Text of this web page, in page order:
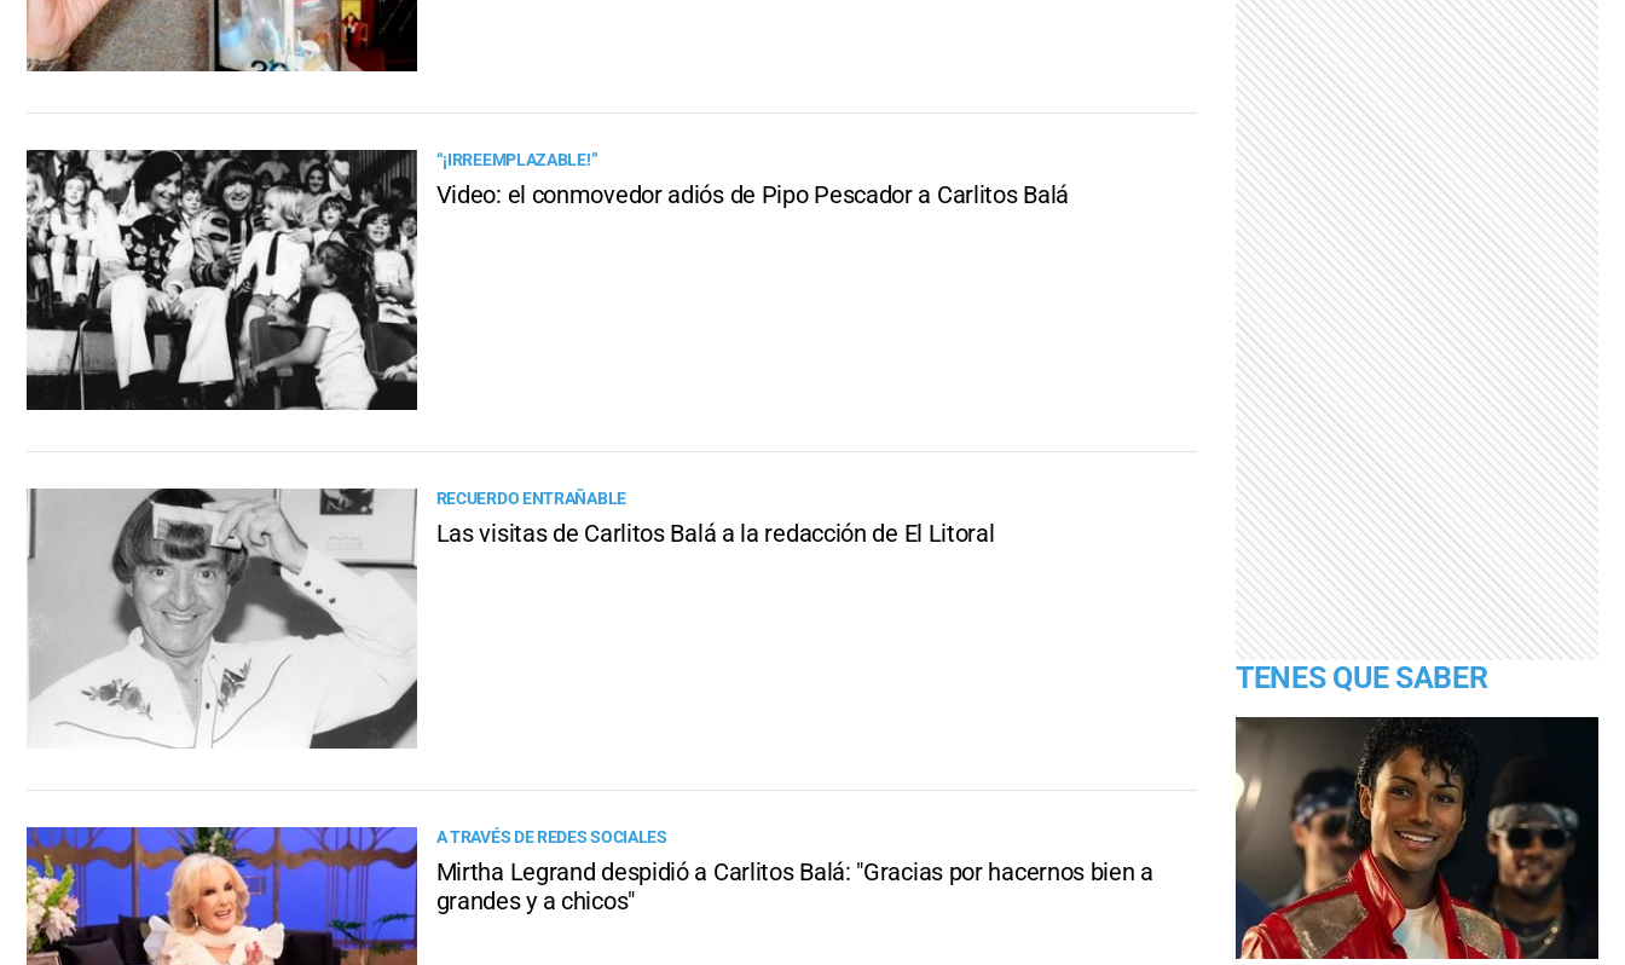
“¡IRREEMPLAZABLE!”
Video: el conmovedor adiós de Pipo Pescador a Carlitos Balá
RECUERDO ENTRAÑABLE
Las visitas de Carlitos Balá a la redacción de El Litoral
A TRAVÉS DE REDES SOCIALES
Mirtha Legrand despidió a Carlitos Balá: "Gracias por hacernos bien a
grandes y a chicos"
TENES QUE SABER